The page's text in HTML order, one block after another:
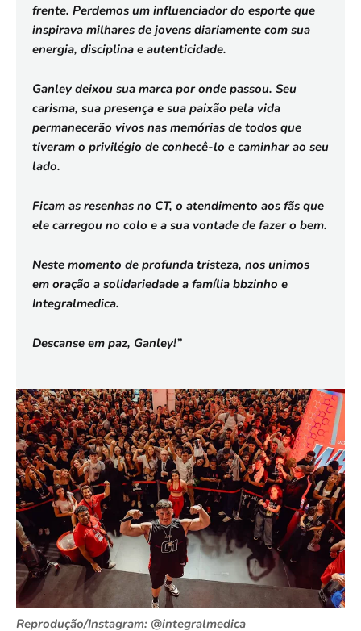
frente. Perdemos um influenciador do esporte que
inspirava milhares de jovens diariamente com sua
energia, disciplina e autenticidade.
Ganley deixou sua marca por onde passou. Seu
carisma, sua presença e sua paixão pela vida
permanecerão vivos nas memórias de todos que
tiveram o privilégio de conhecê-lo e caminhar ao seu
lado.
Ficam as resenhas no CT, o atendimento aos fãs que
ele carregou no colo e a sua vontade de fazer o bem.
Neste momento de profunda tristeza, nos unimos
em oração a solidariedade a família bbzinho e
Integralmedica.
Descanse em paz, Ganley!”
Reprodução/Instagram: @integralmedica